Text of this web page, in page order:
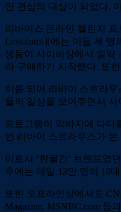
인 관심의 대상이 되었다.
리바이스 온라인 챌린지
Levi.com내에는 이들 세
생들이 사이버상에서 일약
라 구매하기 시작했다. 또
이쯤 되어 리바이 스트라
들의 일상을 보여주면서
프로그램이 막바지에 다다
번 리바이 스트라우스가
이로서 ‘한물간’ 브랜드였
후에는 매일 13만 명의 10
또한 오프라인상에서도
Magazine, MSNBC.com